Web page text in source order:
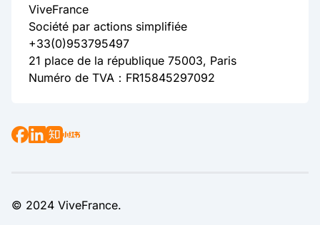
ViveFrance
Société par actions simplifiée
+33(0)953795497
21 place de la république 75003, Paris
Numéro de TVA：FR15845297092
© 2024 ViveFrance.